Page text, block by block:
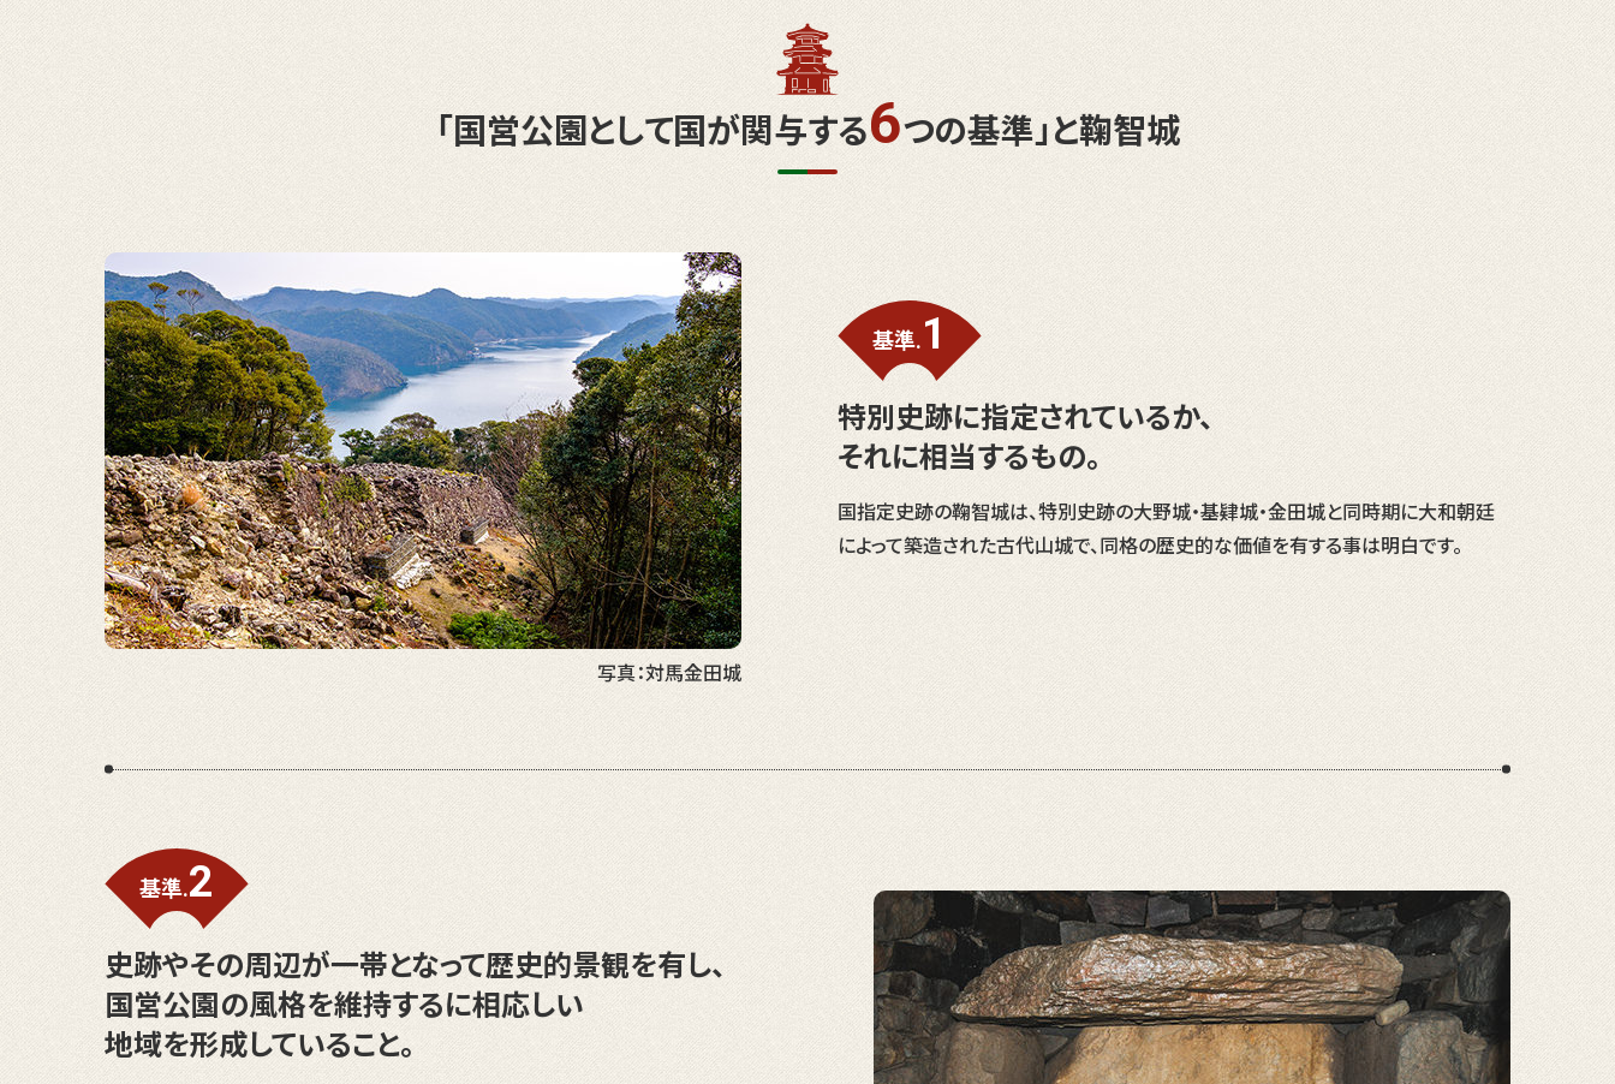
「国営公園として国が関与する6つの基準」と鞠智城
写真：対馬金田城
基準.1
特別史跡に指定されているか、
それに相当するもの。
国指定史跡の鞠智城は、特別史跡の大野城・基肄城・金田城と同時期に大和朝廷
によって築造された古代山城で、同格の歴史的な価値を有する事は明白です。
基準.2
史跡やその周辺が一帯となって歴史的景観を有し、
国営公園の風格を維持するに相応しい
地域を形成していること。